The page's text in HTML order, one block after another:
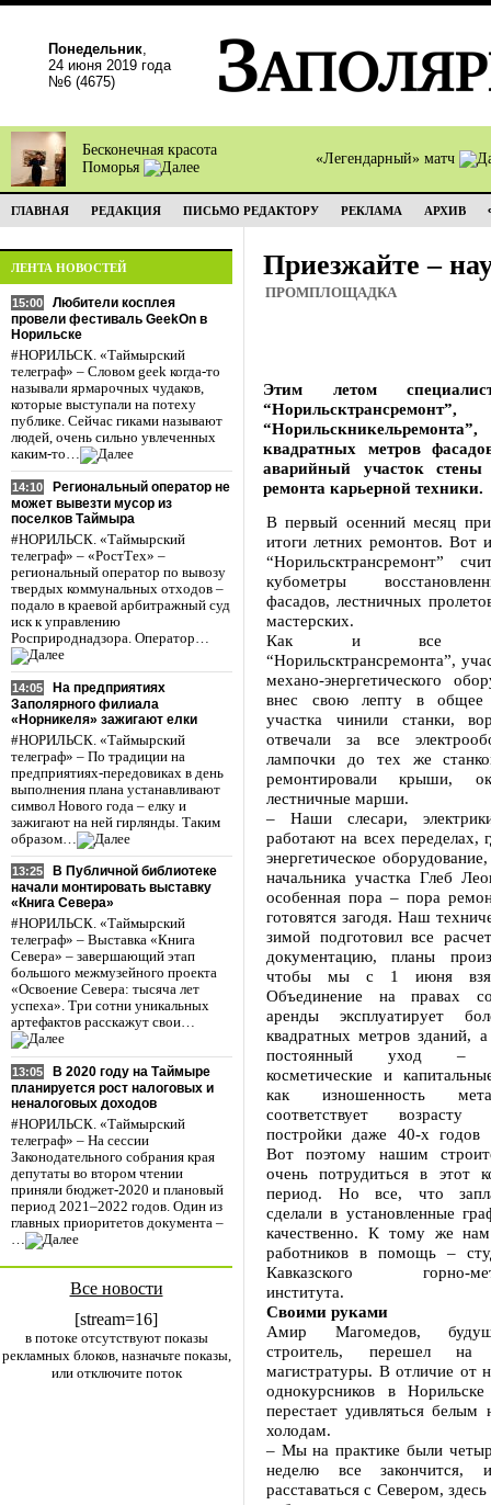
Понедельник,
24 июня 2019 года
№6 (4675)
Бесконечная красота
Поморья
«Легендарный» матч
ГЛАВНАЯ РЕДАКЦИЯ ПИСЬМО РЕДАКТОРУ РЕКЛАМА АРХИВ
ЛЕНТА НОВОСТЕЙ
15:00
Любители косплея
провели фестиваль GeekOn в
Норильске
#НОРИЛЬСК. «Таймырский
телеграф» – Словом geek когда-то
называли ярмарочных чудаков,
которые выступали на потеху
публике. Сейчас гиками называют
людей, очень сильно увлеченных
каким-то…
14:10
Региональный оператор не
может вывезти мусор из
поселков Таймыра
#НОРИЛЬСК. «Таймырский
телеграф» – «РостТех» –
региональный оператор по вывозу
твердых коммунальных отходов –
подало в краевой арбитражный суд
иск к управлению
Росприроднадзора. Оператор…
14:05
На предприятиях
Заполярного филиала
«Норникеля» зажигают елки
#НОРИЛЬСК. «Таймырский
телеграф» – По традиции на
предприятиях-передовиках в день
выполнения плана устанавливают
символ Нового года – елку и
зажигают на ней гирлянды. Таким
образом…
13:25
В Публичной библиотеке
начали монтировать выставку
«Книга Севера»
#НОРИЛЬСК. «Таймырский
телеграф» – Выставка «Книга
Севера» – завершающий этап
большого межмузейного проекта
«Освоение Севера: тысяча лет
успеха». Три сотни уникальных
артефактов расскажут свои…
13:05
В 2020 году на Таймыре
планируется рост налоговых и
неналоговых доходов
#НОРИЛЬСК. «Таймырский
телеграф» – На сессии
Законодательного собрания края
депутаты во втором чтении
приняли бюджет-2020 и плановый
период 2021–2022 годов. Один из
главных приоритетов документа –
…
Все новости
[stream=16]
в потоке отсутствуют показы
рекламных блоков, назначьте показы,
или отключите поток
Приезжайте –
ПРОМПЛОЩАДКА
Этим летом
квадратных метров
аварийный участок стены
ремонта карьерной техники.
В первый осенний месяц
итоги летних ремонтов. Вот
“Норильсктрансремонт”
кубометры
фасадов, лестничных
мастерских.
Как и все
“Норильсктрансремонта”,
механо-энергетического
внес свою лепту в общее
участка чинили станки,
отвечали за все
лампочки до тех же
ремонтировали крыши,
лестничные марши.
– Наши слесари,
работают на всех переделах,
энергетическое
начальника участка Глеб
особенная пора – пора
готовятся загодя. Наш
зимой подготовил все
документацию, планы
чтобы мы с 1 июня
Объединение на правах
аренды эксплуатирует
квадратных метров зданий,
постоянный уход –
косметические и
как изношенность
соответствует
постройки даже 40-х годов
Вот поэтому нашим
очень потрудиться в этот
период. Но все, что
сделали в установленные
качественно. К тому же
работников в помощь –
Кавказского горно-
института.
Своими руками
Амир Магомедов,
строитель, перешел на
магистратуры. В отличие от
однокурсников в
перестает удивляться
холодам.
– Мы на практике были
неделю все закончится,
расставаться с Севером,